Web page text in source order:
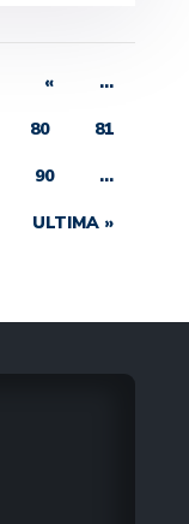
« ...
80 81
90 ...
ULTIMA »